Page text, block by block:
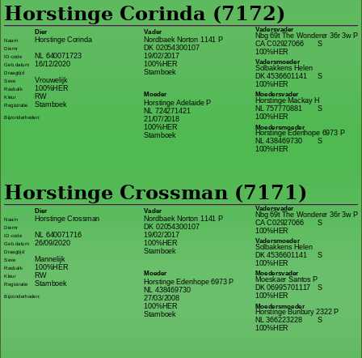
Horstinge Corinda (7172)
Naam
Diernr
ID-code
Geb.datum
Draagtijd
Sexe
Rasbalk
Kleur
Registratie
Bijzonderheden:
Horstinge Corinda
16/12/2020
Vrouwelijk
RW
100%HER
Stamboek
Dier Vader
19/02/2017
Stamboek
Vadersvader
Vadersmoeder
Moedersvader
Moedersmoeder
Horstinge Edenhope 6973 P
NL 438469730
DK 02054300107
Nordbaek Norton 1141 P
Moeder
Horstinge Adelaide P
NL 724271421
21/07/2018
100%HER
Stamboek
NL 640071723
100%HER
100%HER
100%HER
Nbg 69t The Wonderer 36r 3w P
Solbakkens Helen
Horstinge Mackay H
100%HER
100%HER
NL 757770881
CA C02927066
DK 4536601141
S
S
S
S
Horstinge Crossman (7171)
Naam
Diernr
ID-code
Geb.datum
Draagtijd
Sexe
Rasbalk
Kleur
Registratie
Bijzonderheden:
Horstinge Crossman
26/09/2020
Mannelijk
RW
100%HER
Stamboek
Dier Vader
19/02/2017
Stamboek
Vadersvader
Vadersmoeder
Moedersvader
Moedersmoeder
Horstinge Bunbury 2322 P
NL 366223228
DK 02054300107
Nordbaek Norton 1141 P
Moeder
Horstinge Edenhope 6973 P
NL 438469730
27/03/2008
100%HER
Stamboek
NL 640071716
100%HER
100%HER
100%HER
Nbg 69t The Wonderer 36r 3w P
Solbakkens Helen
Moeskaer Santos P
100%HER
100%HER
DK 06995701117
CA C02927066
DK 4536601141
S
S
S
S